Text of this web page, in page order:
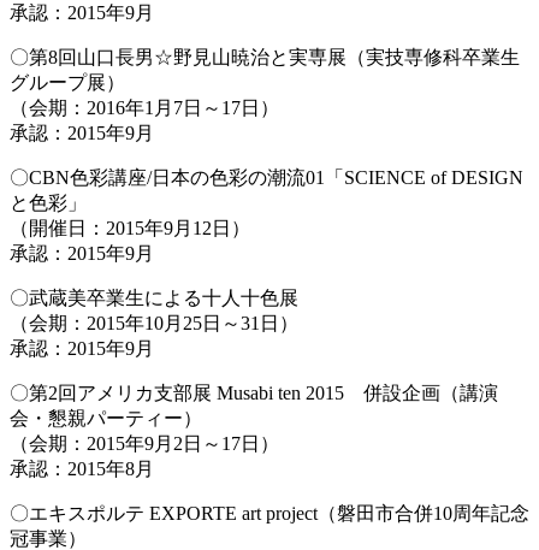
承認：2015年9月
〇第8回山口長男☆野見山暁治と実専展（実技専修科卒業生
グループ展）
（会期：2016年1月7日～17日）
承認：2015年9月
〇CBN色彩講座/日本の色彩の潮流01「SCIENCE of DESIGN
と色彩」
（開催日：2015年9月12日）
承認：2015年9月
〇武蔵美卒業生による十人十色展
（会期：2015年10月25日～31日）
承認：2015年9月
〇第2回アメリカ支部展 Musabi ten 2015 併設企画（講演
会・懇親パーティー）
（会期：2015年9月2日～17日）
承認：2015年8月
〇エキスポルテ EXPORTE art project（磐田市合併10周年記念
冠事業）